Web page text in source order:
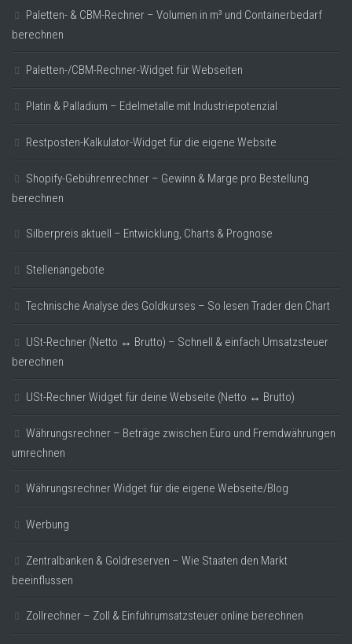
Paletten- & CBM-Rechner – Volumen in m³ und Containerbedarf
berechnen
Paletten-/CBM-Rechner-Widget für Webseiten
Platin & Palladium – Edelmetalle mit Industriepotenzial
Restposten-Kalkulator-Widget für die eigene Website
Shopify-Gebührenrechner – Gewinn & Marge pro Bestellung
berechnen
Silberpreis aktuell – Entwicklung, Charts & Prognose
Stellenangebote
Technische Analyse des Goldkurses – So lesen Trader den Chart
USt-Rechner (Netto ↔ Brutto) – Schnell & einfach Umsatzsteuer
berechnen
USt-Rechner Widget für deine Webseite (Netto ↔ Brutto)
Währungsrechner – Beträge zwischen Euro und Fremdwährungen
umrechnen
Währungsrechner Widget für die eigene Webseite/Blog
Werbung
Zentralbanken & Goldreserven – Wie Staaten den Markt
beeinflussen
Zollrechner – Zoll & Einfuhrumsatzsteuer online berechnen